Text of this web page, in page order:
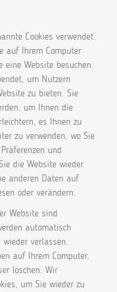
Cookies verwendet.
auf Ihrem Computer
eine Website besuchen.
um Nutzern
zu bieten. Sie
um Ihnen die
es Ihnen zu
zu verwenden, wo Sie
und
die Website wieder
anderen Daten auf
oder verändern.
Website sind
automatisch
wieder verlassen.
auf Ihrem Computer,
löschen. Wir
um Sie wieder zu